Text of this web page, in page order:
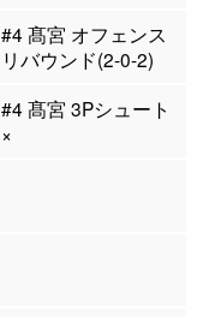
#4 髙宮 オフェンス
リバウンド(2-0-2)
#4 髙宮 3Pシュート
×